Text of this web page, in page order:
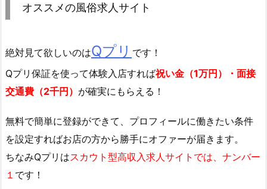
オススメの風俗求人サイト
絶対見て欲しいのはQプリ です！
Qプリ保証を使って体験入店すれば祝い金（1万円）・面接
交通費（2千円） が確実にもらえる！
無料で簡単に登録ができて、プロフィールに働きたい条件
を設定すればお店の方から勝手にオファーが届きます。
ちなみQプリはスカウト型高収入求人サイトでは、ナンバー
１ です！